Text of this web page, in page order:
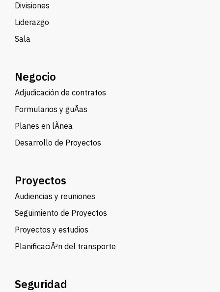
Divisiones
Liderazgo
Sala
Negocio
Adjudicación de contratos
Formularios y guÃ­as
Planes en lÃ­nea
Desarrollo de Proyectos
Proyectos
Audiencias y reuniones
Seguimiento de Proyectos
Proyectos y estudios
PlanificaciÃ³n del transporte
Seguridad